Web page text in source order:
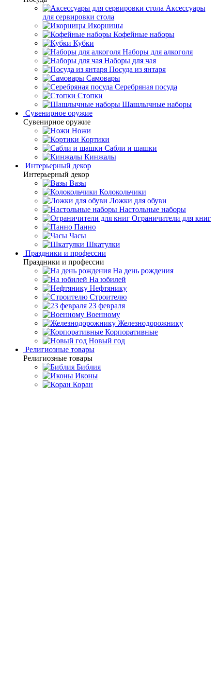
Аксессуары
для сервировки стола
Икорницы
Кофейные наборы
Кубки
Наборы для алкоголя
Наборы для чая
Посуда из янтаря
Самовары
Серебряная посуда
Стопки
Шашлычные наборы
Сувенирное оружие
Сувенирное оружие
Ножи
Кортики
Сабли и шашки
Кинжалы
Интерьерный декор
Интерьерный декор
Вазы
Колокольчики
Ложки для обуви
Настольные наборы
Ограничители для книг
Панно
Часы
Шкатулки
Праздники и профессии
Праздники и профессии
На день рождения
На юбилей
Нефтянику
Строителю
23 февраля
Военному
Железнодорожнику
Корпоративные
Новый год
Религиозные товары
Религиозные товары
Библия
Иконы
Коран